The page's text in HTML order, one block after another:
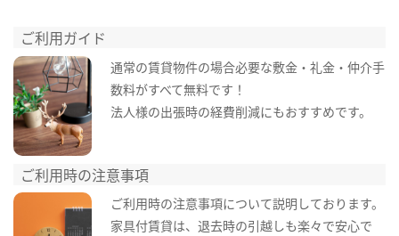
ご利用ガイド
通常の賃貸物件の場合必要な敷金・礼金・仲介手
数料がすべて無料です！
法人様の出張時の経費削減にもおすすめです。
ご利用時の注意事項
ご利用時の注意事項について説明しております。
家具付賃貸は、退去時の引越しも楽々で安心で